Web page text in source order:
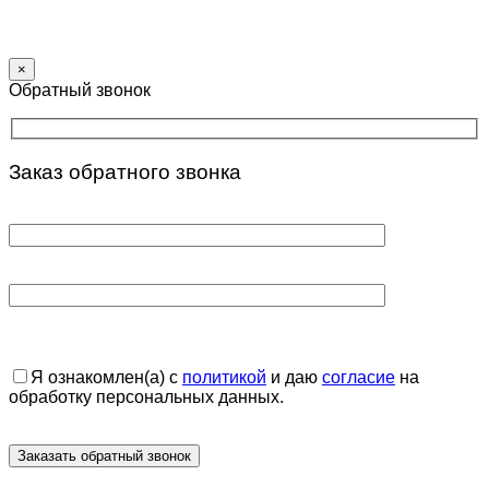
×
Обратный звонок
Заказ обратного звонка
Я ознакомлен(а) с политикой и даю согласие на
обработку персональных данных.